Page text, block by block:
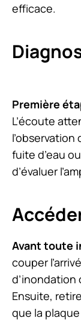
efficace.
Première
L’écoute
fuite d’eau
d’évaluer
Avant toute
couper
d’inondation
Ensuite,
que la